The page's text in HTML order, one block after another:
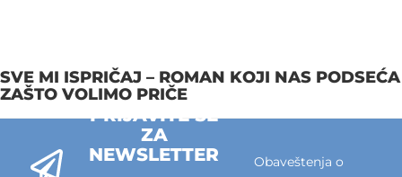
SVE MI ISPRIČAJ – ROMAN KOJI NAS PODSEĆA
ZAŠTO VOLIMO PRIČE
PRIJAVITE SE
ZA
NEWSLETTER
Obaveštenja o